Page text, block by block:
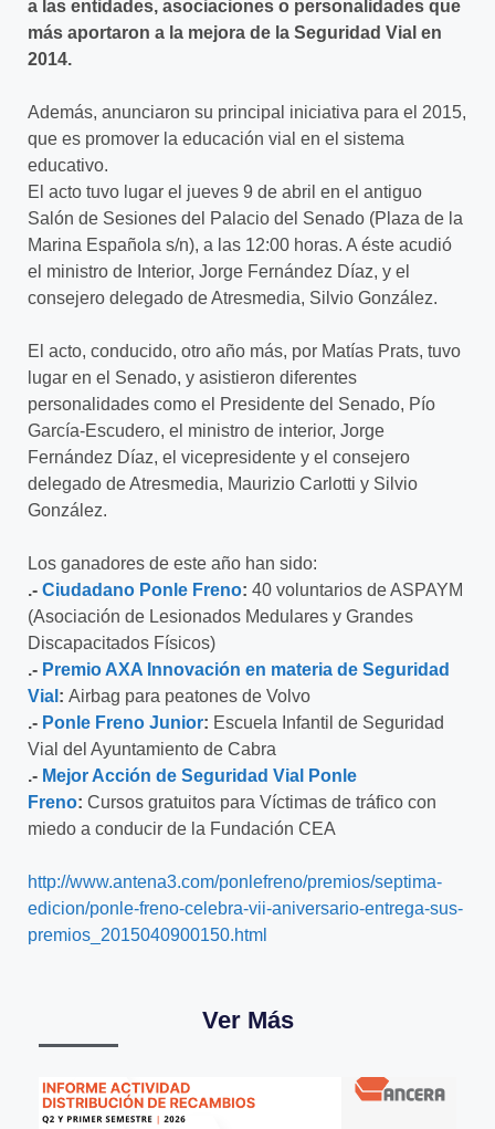
a las entidades, asociaciones o personalidades que
más aportaron a la mejora de la Seguridad Vial en
2014.
Además, anunciaron su principal iniciativa para el 2015,
que es promover la educación vial en el sistema
educativo.
El acto tuvo lugar el jueves 9 de abril en el antiguo
Salón de Sesiones del Palacio del Senado (Plaza de la
Marina Española s/n), a las 12:00 horas. A éste acudió
el ministro de Interior, Jorge Fernández Díaz, y el
consejero delegado de Atresmedia, Silvio González.
El acto, conducido, otro año más, por Matías Prats, tuvo
lugar en el Senado, y asistieron diferentes
personalidades como el Presidente del Senado, Pío
García-Escudero, el ministro de interior, Jorge
Fernández Díaz, el vicepresidente y el consejero
delegado de Atresmedia, Maurizio Carlotti y Silvio
González.
Los ganadores de este año han sido:
.- Ciudadano Ponle Freno: 40 voluntarios de ASPAYM
(Asociación de Lesionados Medulares y Grandes
Discapacitados Físicos)
.- Premio AXA Innovación en materia de Seguridad
Vial : Airbag para peatones de Volvo
.- Ponle Freno Junior: Escuela Infantil de Seguridad
Vial del Ayuntamiento de Cabra
.- Mejor Acción de Seguridad Vial Ponle
Freno: Cursos gratuitos para Víctimas de tráfico con
miedo a conducir de la Fundación CEA
http://www.antena3.com/ponlefreno/premios/septima-
edicion/ponle-freno-celebra-vii-aniversario-entrega-sus-
premios_2015040900150.html
Ver Más